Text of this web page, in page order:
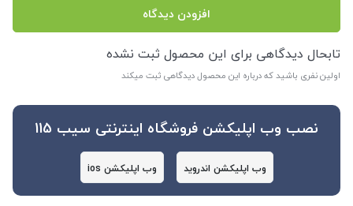
افزودن دیدگاه
تابحال دیدگاهی برای این محصول ثبت نشده
اولین نفری باشید که درباره این محصول دیدگاهی ثبت میکند
نصب وب اپلیکشن فروشگاه اینترنتی سیب 115
وب اپلیکشن اندروید وب اپلیکشن ios